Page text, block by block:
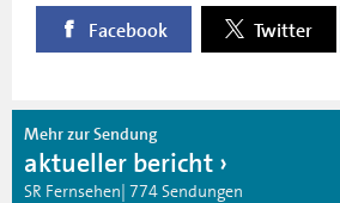
Facebook Twitter
Mehr zur Sendung
aktueller bericht
SR Fernsehen| 774 Sendungen